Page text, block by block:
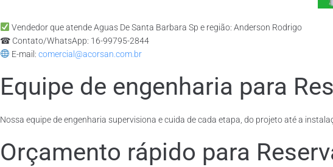
Vendedor que atende Aguas De Santa Barbara Sp e região: Anderson Rodrigo
☎ Contato/WhatsApp: 16-99795-2844
E-mail: comercial@acorsan.com.br
Equipe de engenharia para
Nossa equipe de engenharia supervisiona e cuida de cada etapa, do projeto até a
Orçamento rápido para